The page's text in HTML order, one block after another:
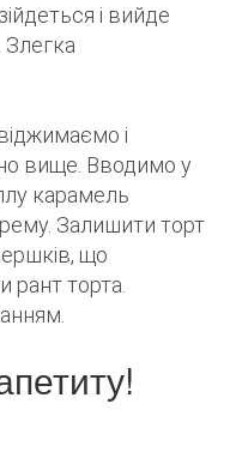
і вийде
і
вище. Вводимо у
карамель
Залишити торт
що
рант торта.